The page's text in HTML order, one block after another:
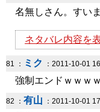
名無しさん。すい
ネタバレ内容を
81 ： ミク ：2011-10-01
強制エンドｗｗｗｗ
82 ： 有山 ：2011-10-01